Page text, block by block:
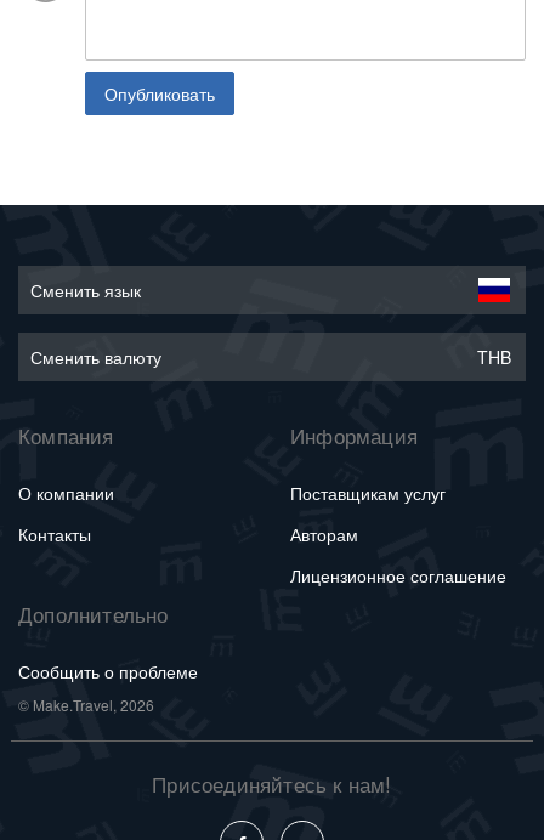
Опубликовать
Сменить язык
Сменить валюту THB
Компания
О компании
Контакты
Информация
Поставщикам услуг
Авторам
Лицензионное соглашение
Дополнительно
Сообщить о проблеме
© Make.Travel, 2026
Присоединяйтесь к нам!